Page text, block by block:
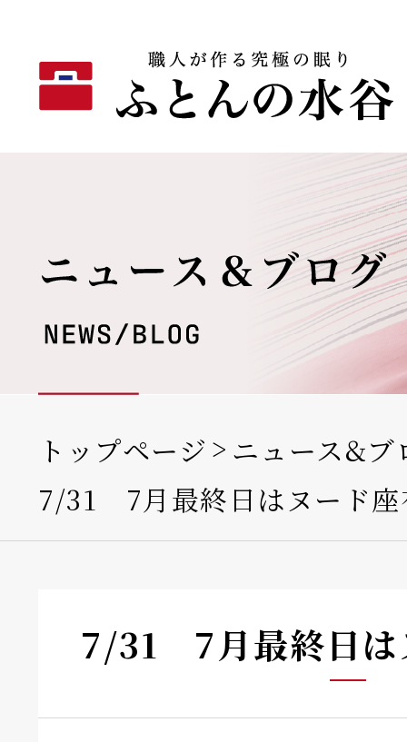
トップページ
ニュース&ブ
7/31 7月最終日はヌード
7/31 7月最終日は